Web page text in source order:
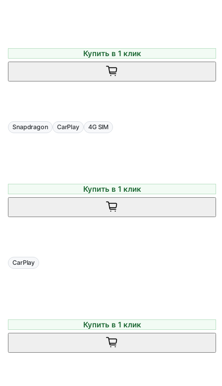
Купить в 1 клик
Snapdragon CarPlay 4G SIM
Купить в 1 клик
CarPlay
Купить в 1 клик